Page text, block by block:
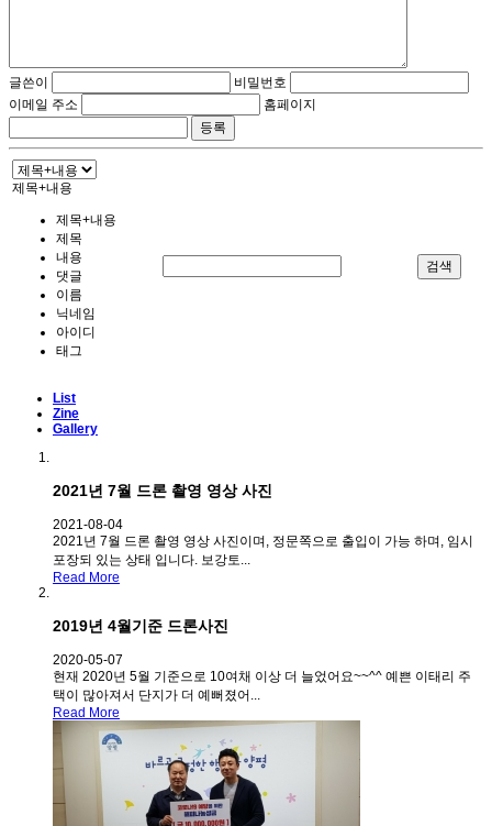
글쓴이
비밀번호
이메일 주소
홈페이지
제목+내용
제목+내용
제목
내용
댓글
이름
닉네임
아이디
태그
검색
List
Zine
Gallery
2021년 7월 드론 촬영 영상 사진
2021-08-04
2021년 7월 드론 촬영 영상 사진이며, 정문쪽으로 출입이 가능 하며, 임시
포장되 있는 상태 입니다. 보강토...
Read More
2019년 4월기준 드론사진
2020-05-07
현재 2020년 5월 기준으로 10여채 이상 더 늘었어요~~^^ 예쁜 이태리 주
택이 많아져서 단지가 더 예뻐졌어...
Read More